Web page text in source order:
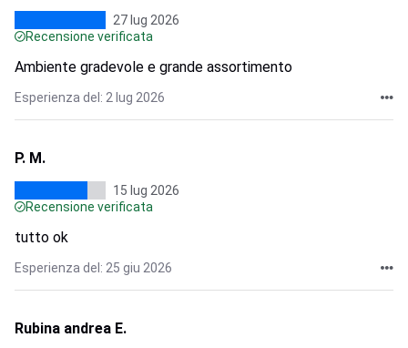
27 lug 2026
Recensione verificata
Ambiente gradevole e grande assortimento
Esperienza del: 2 lug 2026
P. M.
15 lug 2026
Recensione verificata
tutto ok
Esperienza del: 25 giu 2026
Rubina andrea E.